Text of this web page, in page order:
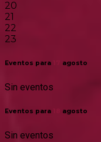
20
21
22
23
Eventos para agosto
Sin eventos
Eventos para agosto
Sin eventos